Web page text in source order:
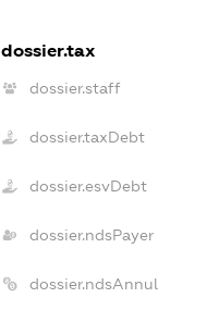
dossier.tax
dossier.staff
dossier.taxDebt
dossier.esvDebt
dossier.ndsPayer
dossier.ndsAnnul